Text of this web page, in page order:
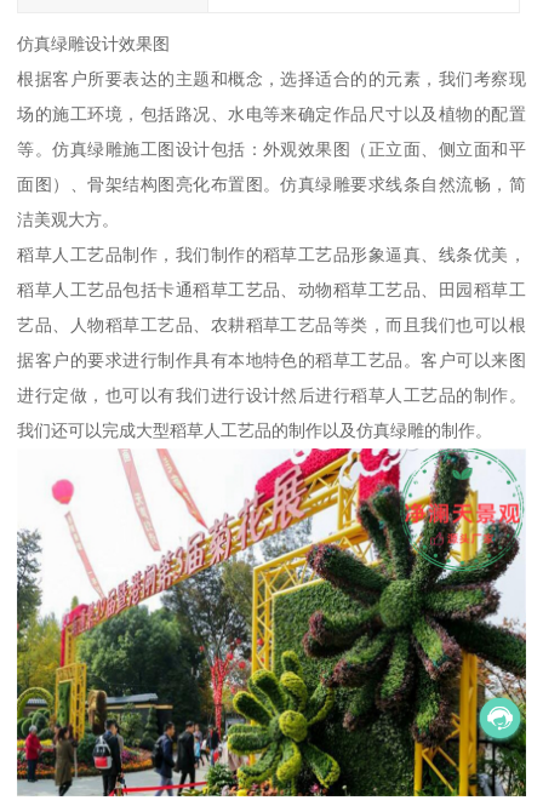
仿真绿雕设计效果图
根据客户所要表达的主题和概念，选择适合的的元素，我们考察现
场的施工环境，包括路况、水电等来确定作品尺寸以及植物的配置
等。仿真绿雕施工图设计包括：外观效果图（正立面、侧立面和平
面图）、骨架结构图亮化布置图。仿真绿雕要求线条自然流畅，简
洁美观大方。
稻草人工艺品制作，我们制作的稻草工艺品形象逼真、线条优美，
稻草人工艺品包括卡通稻草工艺品、动物稻草工艺品、田园稻草工
艺品、人物稻草工艺品、农耕稻草工艺品等类，而且我们也可以根
据客户的要求进行制作具有本地特色的稻草工艺品。客户可以来图
进行定做，也可以有我们进行设计然后进行稻草人工艺品的制作。
我们还可以完成大型稻草人工艺品的制作以及仿真绿雕的制作。